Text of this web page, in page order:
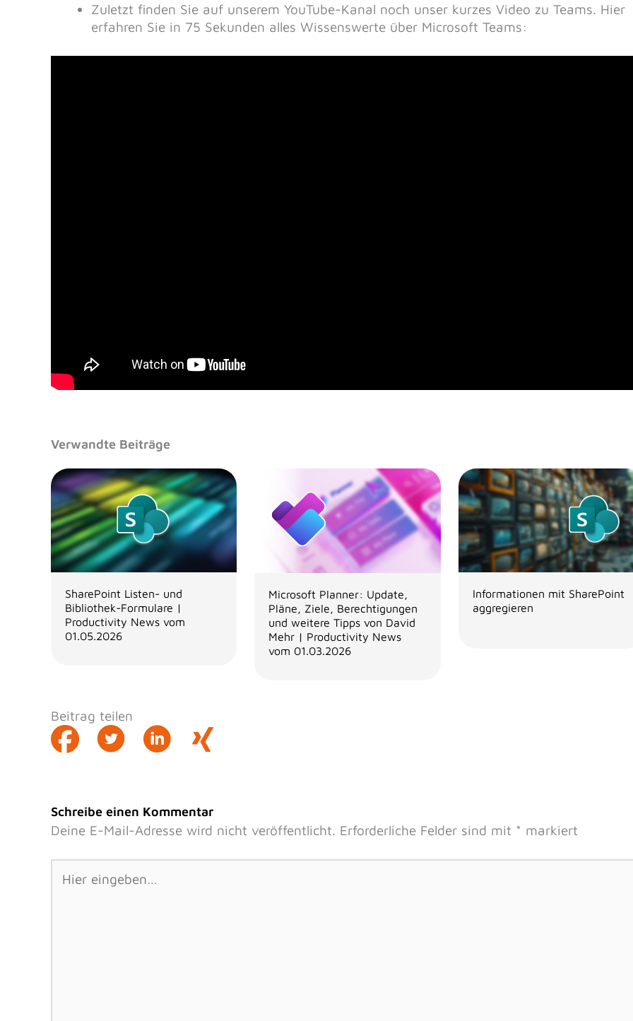
Zuletzt finden Sie auf unserem YouTube-Kanal noch unser kurzes Video zu Teams. Hier
erfahren Sie in 75 Sekunden alles Wissenswerte über Microsoft Teams:
Verwandte Beiträge
SharePoint Listen- und
Bibliothek-Formulare |
Productivity News vom
01.05.2026
Microsoft Planner: Update,
Pläne, Ziele, Berechtigungen
und weitere Tipps von David
Mehr | Productivity News
vom 01.03.2026
Informationen mit SharePoint
aggregieren
Beitrag teilen
Schreibe einen Kommentar
Deine E-Mail-Adresse wird nicht veröffentlicht. Erforderliche Felder sind mit * markiert
eingeben…